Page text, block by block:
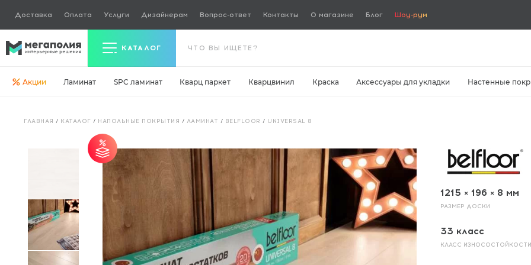
Доставка Оплата Услуги Дизайнерам Вопрос-ответ Контакты О магазине Блог Шоу-рум
КАТАЛОГ
Кварц паркет
Ковровая плитка
Паркетная доска
Инженерная доска
Акции Ламинат SPC ламинат Кварц паркет Кварцвинил Краска Аксессуары для укладки Настенные
ГЛАВНАЯ / КАТАЛОГ / НАПОЛЬНЫЕ ПОКРЫТИЯ / ЛАМИНАТ / BELFLOOR / UNIVERSAL 8
от 30 м² - скидка 5%.
1215 × 196 × 8 мм
РАЗМЕР ДОСКИ
33 класс
КЛАСС ИЗНОСОСТОЙКОСТИ